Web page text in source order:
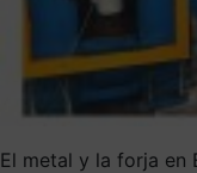
El metal y la forja en